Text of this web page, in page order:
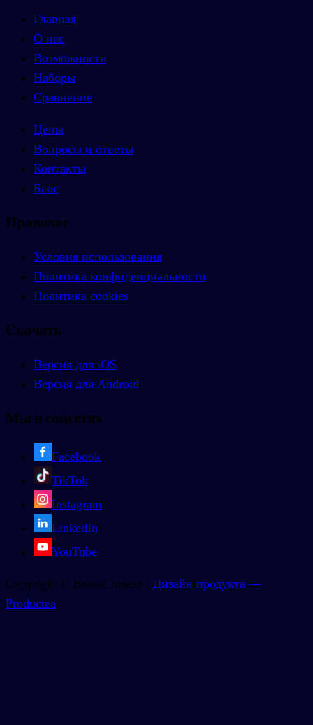
Главная
О нас
Возможности
Наборы
Сравнение
Цены
Вопросы и ответы
Контакты
Блог
Правовое
Условия использования
Политика конфиденциальности
Политика cookies
Скачать
Версия для iOS
Версия для Android
Мы в соцсетях
Facebook
TikTok
Instagram
LinkedIn
YouTube
Copyright © BoostChinese | Дизайн продукта —
Productea